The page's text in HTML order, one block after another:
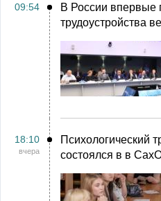
09:54
В России впервые
трудоустройства
18:10
вчера
Психологический
состоялся в в